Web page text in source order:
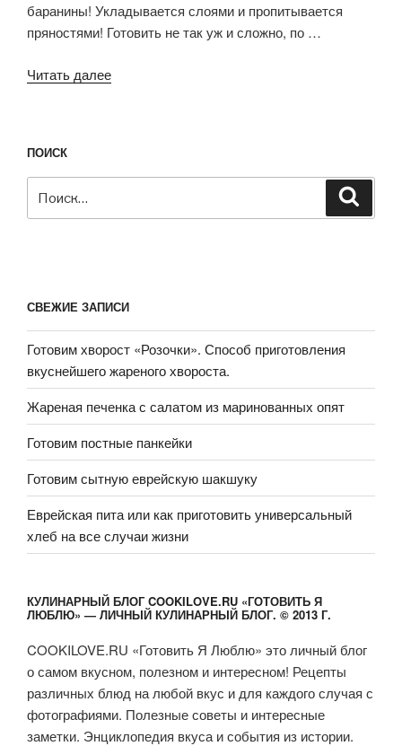
баранины! Укладывается слоями и пропитывается
пряностями! Готовить не так уж и сложно, по …
Читать далее
Рецепт!»
ПОИСК
СВЕЖИЕ ЗАПИСИ
Готовим хворост «Розочки». Способ приготовления
вкуснейшего жареного хвороста.
Жареная печенка с салатом из маринованных опят
Готовим постные панкейки
Готовим сытную еврейскую шакшуку
Еврейская пита или как приготовить универсальный
хлеб на все случаи жизни
КУЛИНАРНЫЙ БЛОГ COOKILOVE.RU «ГОТОВИТЬ Я
ЛЮБЛЮ» — ЛИЧНЫЙ КУЛИНАРНЫЙ БЛОГ. © 2013 Г.
COOKILOVE.RU «Готовить Я Люблю» это личный блог
о самом вкусном, полезном и интересном! Рецепты
различных блюд на любой вкус и для каждого случая с
фотографиями. Полезные советы и интересные
заметки. Энциклопедия вкуса и события из истории.